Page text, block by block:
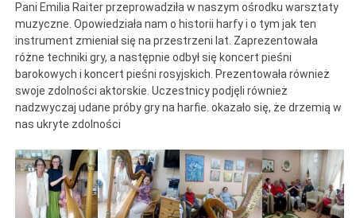
Pani Emilia Raiter przeprowadziła w naszym ośrodku warsztaty
muzyczne. Opowiedziała nam o historii harfy i o tym jak ten
instrument zmieniał się na przestrzeni lat. Zaprezentowała
różne techniki gry, a następnie odbył się koncert pieśni
barokowych i koncert pieśni rosyjskich. Prezentowała również
swoje zdolności aktorskie. Uczestnicy podjęli również
nadzwyczaj udane próby gry na harfie. okazało się, że drzemią w
nas ukryte zdolności